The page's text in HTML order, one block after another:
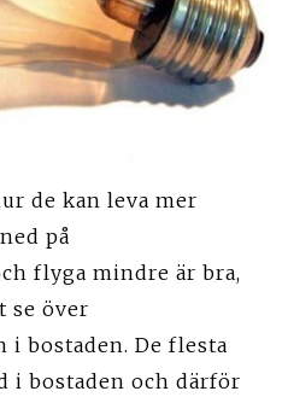
de kan leva mer
på
flyga mindre är bra,
se över
bostaden. De flesta
i bostaden och därför